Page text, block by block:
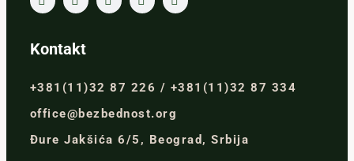
Kontakt
+381(11)32 87 226 / +381(11)32 87 334
office@bezbednost.org
Đure Jakšića 6/5, Beograd, Srbija